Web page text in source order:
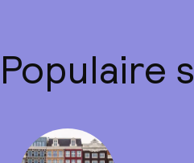
Populaire